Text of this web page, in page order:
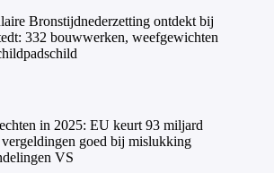
Bronstijdnederzetting ontdekt bij
332 bouwwerken, weefgewichten
in 2025: EU keurt 93 miljard
vergeldingen goed bij mislukking
VS